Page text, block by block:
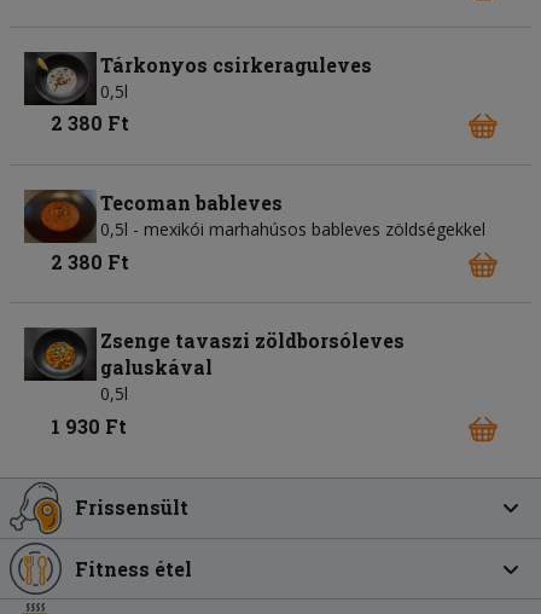
Tárkonyos csirkeraguleves
0,5l
2 380 Ft
Tecoman bableves
0,5l - mexikói marhahúsos bableves zöldségekkel
2 380 Ft
Zsenge tavaszi zöldborsóleves
galuskával
0,5l
1 930 Ft
Frissensült
Fitness étel